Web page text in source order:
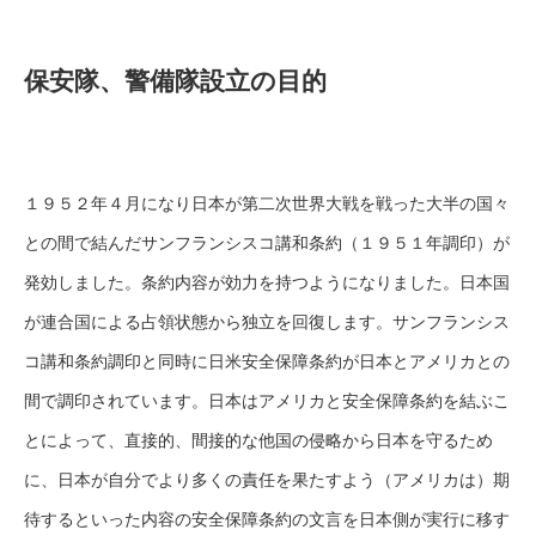
保安隊、警備隊設立の目的
１９５２年４月になり日本が第二次世界大戦を戦った大半の国々
との間で結んだサンフランシスコ講和条約（１９５１年調印）が
発効しました。条約内容が効力を持つようになりました。日本国
が連合国による占領状態から独立を回復します。サンフランシス
コ講和条約調印と同時に日米安全保障条約が日本とアメリカとの
間で調印されています。日本はアメリカと安全保障条約を結ぶこ
とによって、直接的、間接的な他国の侵略から日本を守るため
に、日本が自分でより多くの責任を果たすよう（アメリカは）期
待するといった内容の安全保障条約の文言を日本側が実行に移す